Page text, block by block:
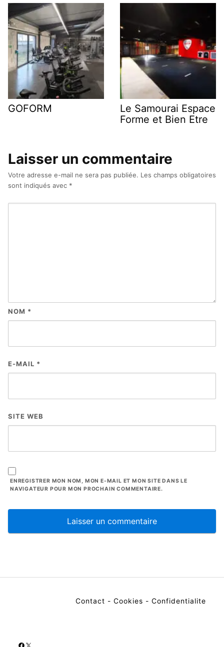
GOFORM
Le Samourai Espace
Forme et Bien Etre
Laisser un commentaire
Votre adresse e-mail ne sera pas publiée. Les champs obligatoires
sont indiqués avec *
NOM *
E-MAIL *
SITE WEB
ENREGISTRER MON NOM, MON E-MAIL ET MON SITE DANS LE
NAVIGATEUR POUR MON PROCHAIN COMMENTAIRE.
Contact - Cookies - Confidentialite
Facebook
X